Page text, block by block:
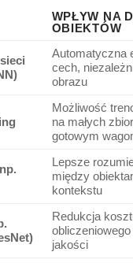
WPŁYW NA
OBIEKTÓW
Automatyczna
cech,
obrazu
Możliwość
na małych
gotowym
Lepsze
między
kontekstu
Redukcja
jakości